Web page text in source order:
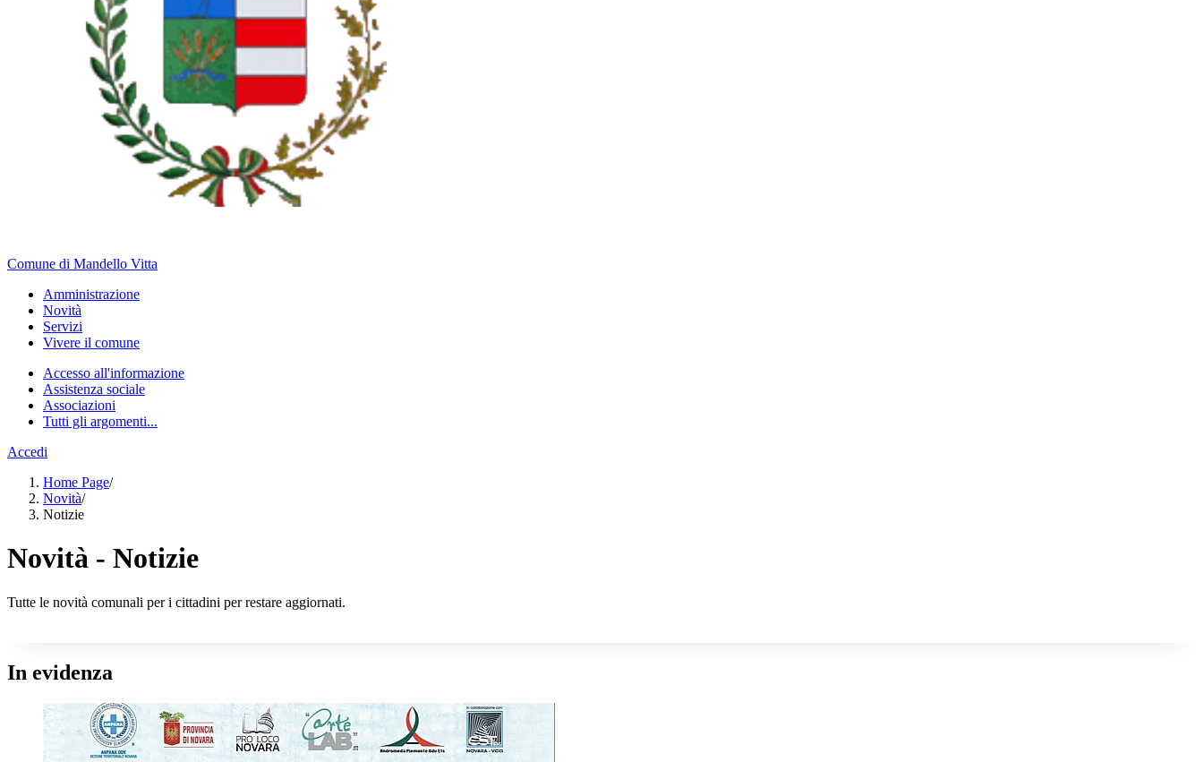
Comune di Mandello Vitta
Amministrazione
Novità
Servizi
Vivere il comune
Accesso all'informazione
Assistenza sociale
Associazioni
Tutti gli argomenti...
Accedi
Home Page/
Novità/
Notizie
Novità - Notizie
Tutte le novità comunali per i cittadini per restare aggiornati.
In evidenza